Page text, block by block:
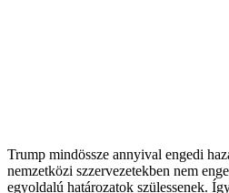
Trump mindössze annyival engedi
nemzetközi szzervezetekben nem
egyoldalú határozatok szülessenek.